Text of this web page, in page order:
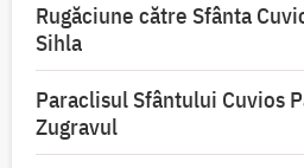
Rugăciune către Sfânta
Sihla
Paraclisul Sfântului Cuvios
Zugravul